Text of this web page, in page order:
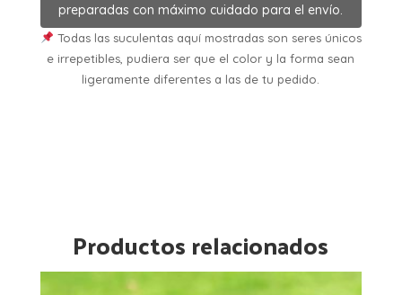
preparadas con máximo cuidado para el envío.
Todas las suculentas aquí mostradas son seres únicos
e irrepetibles, pudiera ser que el color y la forma sean
ligeramente diferentes a las de tu pedido.
Productos relacionados